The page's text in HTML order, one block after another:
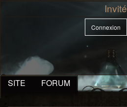
Invité
Connexion
SITE FORUM